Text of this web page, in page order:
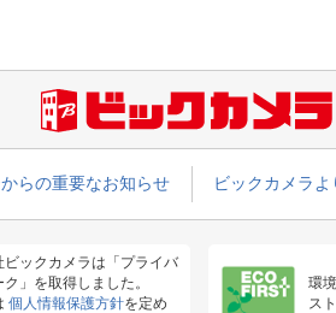
からの重要なお知らせ ビックカメラ
ビックカメラは「プライバ
」を取得しました。
個人情報保護方針を定め
環
ス